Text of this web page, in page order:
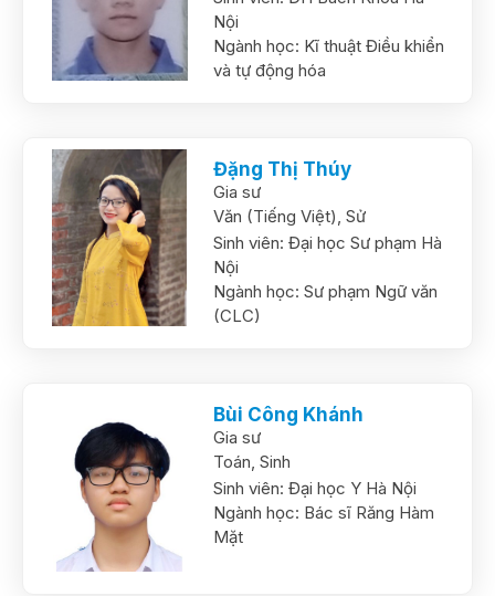
Nội
Ngành học: Kĩ thuật Điều khiển
và tự động hóa
Đặng Thị Thúy
Gia sư
Văn (Tiếng Việt),Sử
Sinh viên: Đại học Sư phạm Hà
Nội
Ngành học: Sư phạm Ngữ văn
(CLC)
Bùi Công Khánh
Gia sư
Toán,Sinh
Sinh viên: Đại học Y Hà Nội
Ngành học: Bác sĩ Răng Hàm
Mặt